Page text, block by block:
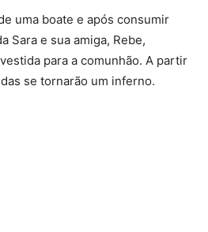
uma boate e após consumir
Sara e sua amiga, Rebe,
para a comunhão. A partir
se tornarão um inferno.